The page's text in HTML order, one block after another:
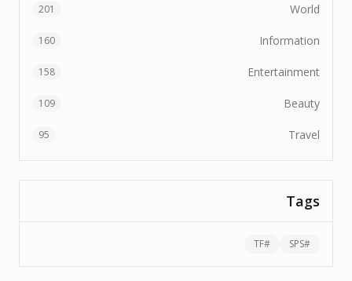
World
201
Information
160
Entertainment
158
Beauty
109
Travel
95
Tags
#
SPS
#
TF